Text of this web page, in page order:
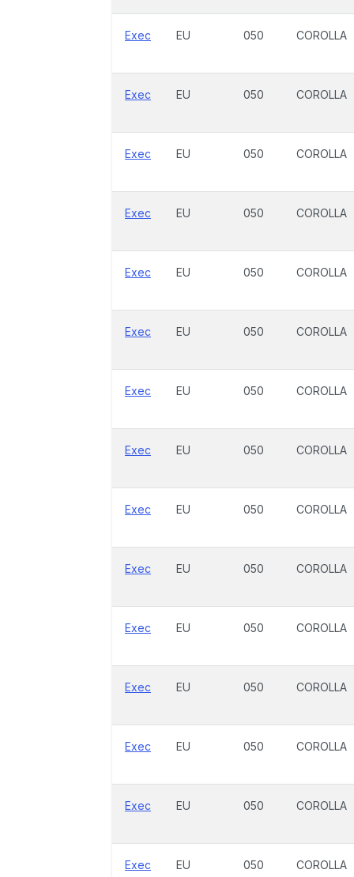
Exec EU 050 COROLLA
Exec EU 050 COROLLA
Exec EU 050 COROLLA
Exec EU 050 COROLLA
Exec EU 050 COROLLA
Exec EU 050 COROLLA
Exec EU 050 COROLLA
Exec EU 050 COROLLA
Exec EU 050 COROLLA
Exec EU 050 COROLLA
Exec EU 050 COROLLA
Exec EU 050 COROLLA
Exec EU 050 COROLLA
Exec EU 050 COROLLA
Exec EU 050 COROLLA